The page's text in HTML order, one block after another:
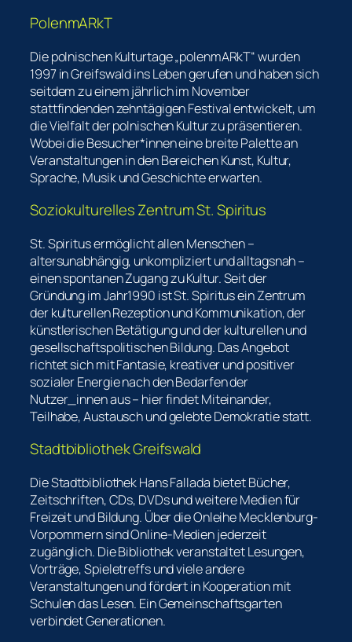
PolenmARkT
Die polnischen Kulturtage „polenmARkT“ wurden
1997 in Greifswald ins Leben gerufen und haben sich
seitdem zu einem jährlich im November
stattfindenden zehntägigen Festival entwickelt, um
die Vielfalt der polnischen Kultur zu präsentieren.
Wobei die Besucher*innen eine breite Palette an
Veranstaltungen in den Bereichen Kunst, Kultur,
Sprache, Musik und Geschichte erwarten.
Soziokulturelles Zentrum St. Spiritus
St. Spiritus ermöglicht allen Menschen –
altersunabhängig, unkompliziert und alltagsnah –
einen spontanen Zugang zu Kultur. Seit der
Gründung im Jahr1990 ist St. Spiritus ein Zentrum
der kulturellen Rezeption und Kommunikation, der
künstlerischen Betätigung und der kulturellen und
gesellschaftspolitischen Bildung. Das Angebot
richtet sich mit Fantasie, kreativer und positiver
sozialer Energie nach den Bedarfen der
Nutzer_innen aus – hier findet Miteinander,
Teilhabe, Austausch und gelebte Demokratie statt.
Stadtbibliothek Greifswald
Die Stadtbibliothek Hans Fallada bietet Bücher,
Zeitschriften, CDs, DVDs und weitere Medien für
Freizeit und Bildung. Über die Onleihe Mecklenburg-
Vorpommern sind Online-Medien jederzeit
zugänglich. Die Bibliothek veranstaltet Lesungen,
Vorträge, Spieletreffs und viele andere
Veranstaltungen und fördert in Kooperation mit
Schulen das Lesen. Ein Gemeinschaftsgarten
verbindet Generationen.